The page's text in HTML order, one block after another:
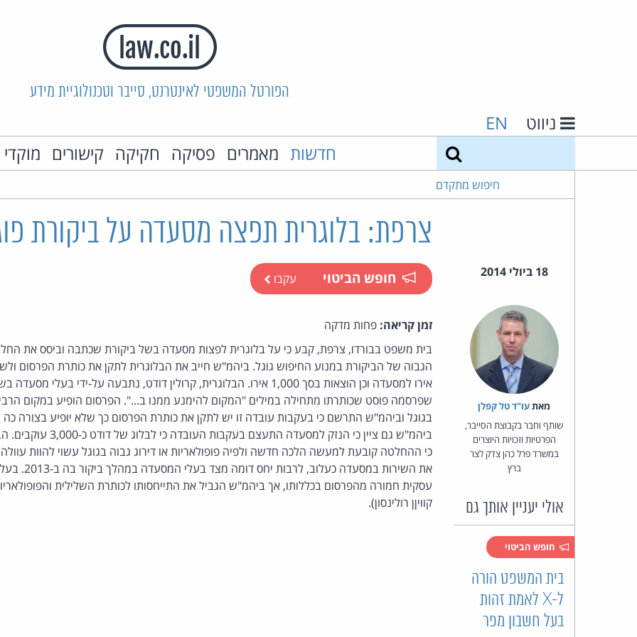
הפורטל המשפטי לאינטרנט, סייבר וטכנולוגיית מידע
ניווט EN
חדשות מאמרים פסיקה חקיקה קישורים
חיפוש מתקדם
צרפת: בלוגרית תפצה מסעדה על ביקורת
18 ביולי 2014 חופש הביטוי עקבו
מאת‏עו"ד טל קפלן
שותף וחבר בקבוצת הסייבר,
הפרטיות וזכויות היוצרים
במשרד פרל כהן צדק לצר
ברץ
אולי יעניין אותך גם
חופש הביטוי
בית המשפט הורה
ל-X לאמת זהות
בעל חשבון מפר
זמן קריאה: פחות מדקה
בית משפט בבורדו, צרפת, קבע כי על בלוגרית לפצות מסעדה בשל ביקורת שכתבה וביסס את
שפרסמה פוסט שכותרתו מתחילה במילים "המקום להימנע ממנו ב...". הפרסום הופיע במקום
בגוגל וביהמ"ש התרשם כי בעקבות עובדה זו יש לתקן את כותרת הפרסום כך שלא יופיע בצורה
ביהמ"ש גם ציין כי הנזק למסעדה
כי ההחלטה קובעת למעשה הלכה חדשה ולפיה פופולאריות או דירוג גבוה בגוגל עשוי להוות
את השירות
עסקית חמורה מהפרסום בכללותו, אך ביהמ"ש הגביל את התייחסותו לכותרת השלילית
קוויןן רולינסון).